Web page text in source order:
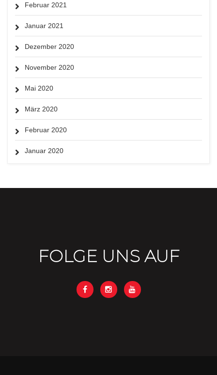
Februar 2021
Januar 2021
Dezember 2020
November 2020
Mai 2020
März 2020
Februar 2020
Januar 2020
FOLGE UNS AUF